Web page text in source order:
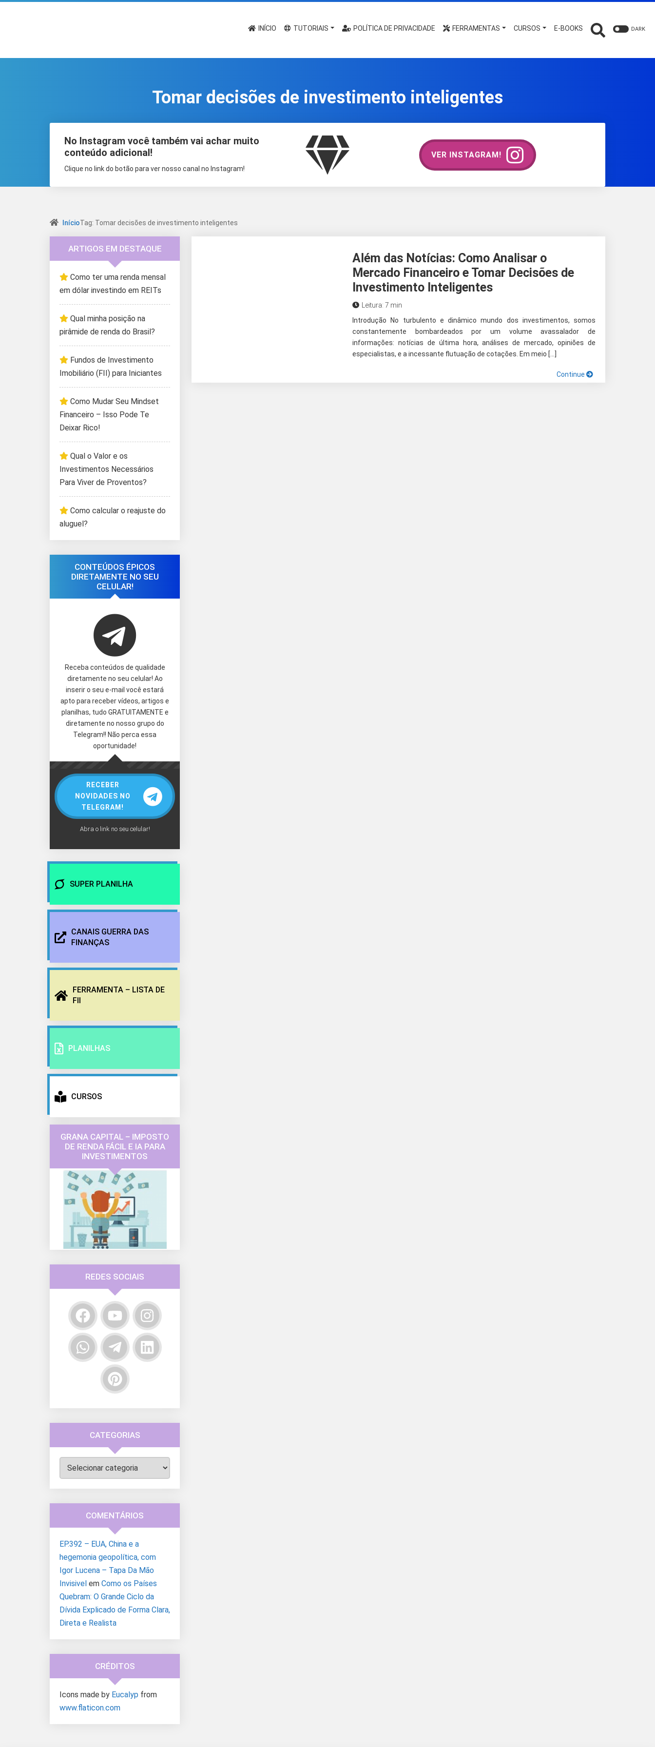
INÍCIO TUTORIAIS POLÍTICA DE PRIVACIDADE FERRAMENTAS CURSOS E-BOOKS DARK
Tomar decisões de investimento inteligentes
No Instagram você também vai achar muito
conteúdo adicional!
Clique no link do botão para ver nosso canal no Instagram!
VER INSTAGRAM!
InícioTag: Tomar decisões de investimento inteligentes
Além das Notícias: Como Analisar o
Mercado Financeiro e Tomar Decisões de
Investimento Inteligentes
Leitura: 7 min
Introdução No turbulento e dinâmico mundo dos investimentos, somos
constantemente bombardeados por um volume avassalador de
informações: notícias de última hora, análises de mercado, opiniões de
especialistas, e a incessante flutuação de cotações. Em meio […]
Continue
ARTIGOS EM DESTAQUE
Como ter uma renda mensal
em dólar investindo em REITs
Qual minha posição na
pirâmide de renda do Brasil?
Fundos de Investimento
Imobiliário (FII) para Iniciantes
Como Mudar Seu Mindset
Financeiro – Isso Pode Te
Deixar Rico!
Qual o Valor e os
Investimentos Necessários
Para Viver de Proventos?
Como calcular o reajuste do
aluguel?
CONTEÚDOS ÉPICOS
DIRETAMENTE NO SEU
CELULAR!
Receba conteúdos de qualidade
diretamente no seu celular! Ao
inserir o seu e-mail você estará
apto para receber vídeos, artigos e
planilhas, tudo GRATUITAMENTE e
diretamente no nosso grupo do
Telegram!! Não perca essa
oportunidade!
RECEBER
NOVIDADES NO
TELEGRAM!
Abra o link no seu celular!
SUPER PLANILHA
CANAIS GUERRA DAS
FINANÇAS
FERRAMENTA – LISTA DE
FII
PLANILHAS
CURSOS
GRANA CAPITAL – IMPOSTO
DE RENDA FÁCIL E IA PARA
INVESTIMENTOS
REDES SOCIAIS
CATEGORIAS
Categorias
COMENTÁRIOS
EP.392 – EUA, China e a
hegemonia geopolítica, com
Igor Lucena – Tapa Da Mão
Invisivel em Como os Países
Quebram: O Grande Ciclo da
Dívida Explicado de Forma Clara,
Direta e Realista
CRÉDITOS
Icons made by Eucalyp from
www.flaticon.com